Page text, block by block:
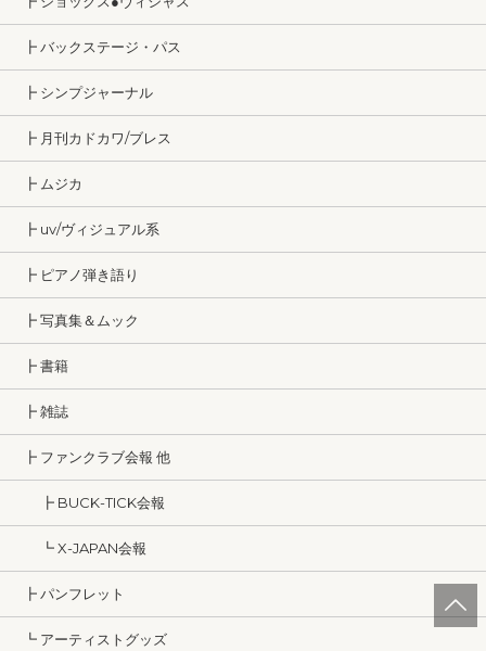
┣ バックステージ・パス
┣ シンプジャーナル
┣ 月刊カドカワ/ブレス
┣ ムジカ
┣ uv/ヴィジュアル系
┣ ピアノ弾き語り
┣ 写真集＆ムック
┣ 書籍
┣ 雑誌
┣ ファンクラブ会報 他
┣ BUCK-TICK会報
┗ X-JAPAN会報
┣ パンフレット
┗ アーティストグッズ